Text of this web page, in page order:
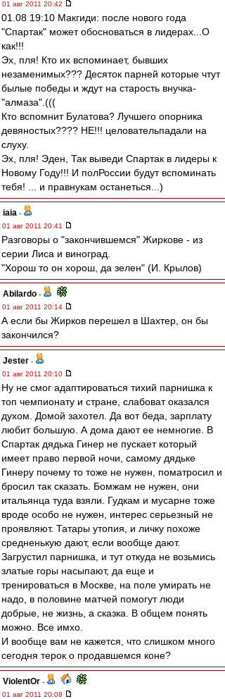
01 авг 2011 20:42
01.08 19:10 Макгиди: после нового года
"Спартак" может обосноваться в лидерах...О
как!!!
Эх, пля! Кто их вспоминает, бывших
незаменимых??? Десяток парней которые чтут
былые победы и ждут на старость внучка-
"алмаза".(((
Кто вспомнит Булатова? Лучшего опорника
девяностых???? НЕ!!! целовательпадали на
слуху.
Эх, пля! Эден, Так выведи Спартак в лидеры к
Новому Году!!! И полРоссии будут вспоминать
тебя! ... и правнукам останеться...)
iaia -
01 авг 2011 20:41
Разговоры о "закончившемся" Жиркове - из
серии Лиса и виноград.
"Хорош то он хорош, да зелен" (И. Крылов)
Abilardo -
01 авг 2011 20:14
А если бы Жирков перешел в Шахтер, он бы
закончился?
Jester -
01 авг 2011 20:10
Ну не смог адаптироваться тихий парнишка к
топ чемпионату и стране, слабоват оказался
духом. Домой захотел. Да вот беда, зарплату
любит большую. А дома дают ее немногие. В
Спартак дядька Гинер не пускает который
имеет право первой ночи, самому дядьке
Гинеру почему то тоже не нужен, поматросил и
бросил так сказать. Бомжам не нужен, они
итальянца туда взяли. Гудкам и мусарне тоже
вроде особо не нужен, интерес серьезный не
проявляют. Татары утопия, и личку похоже
средненькую дают, если вообще дают.
Загрустил парнишка, и тут откуда не возьмись
златые горы насыпают, да еще и
тренироваться в Москве, на поле умирать не
надо, в половине матчей помогут люди
добрые, не жизнь, а сказка. В общем понять
можно. Все имхо.
И вообще вам не кажется, что слишком много
сегодня терок о продавшемся коне?
ViolentOr -
01 авг 2011 20:08